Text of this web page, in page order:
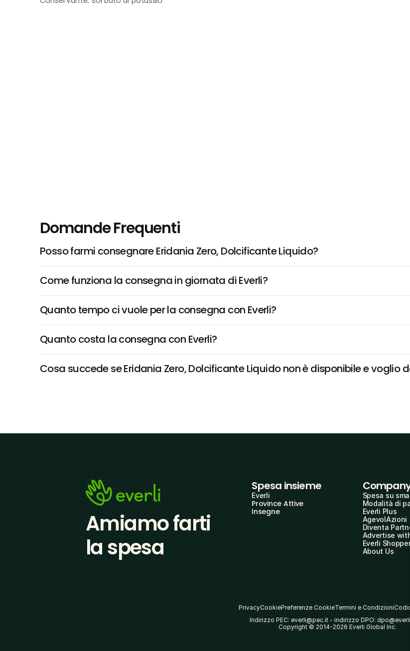
Domande Frequenti
Posso farmi consegnare Eridania Zero, Dolcificante Liquido?
Come funziona la consegna in giornata di Everli?
Quanto tempo ci vuole per la consegna con Everli?
Quanto costa la consegna con Everli?
Cosa succede se Eridania Zero, Dolcificante Liquido non è disponibile e voglio
Amiamo farti
la spesa
Spesa insieme
Everli
Province Attive
Insegne
Spesa su
Modalità di
Everli Plus
AgevolAzioni
Diventa
Advertise
Everli
About Us
PrivacyCookiePreferenze CookieTermini e Condizioni
Indirizzo PEC: everli@pec.it - indirizzo DPO:
Copyright © 2014-2026 Everli Global Inc.